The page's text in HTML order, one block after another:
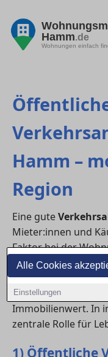
Alle Cookies
Einstellungen
Hamm.de
Wohnungen einfach
Hamm –
Region
Eine gute
Mieter:innen und
Faktor bei der
mietenoder ein
Anschluss an Bus,
nicht nur den
Immobilienwert. In
zentrale Rolle für
1) Öffentliche